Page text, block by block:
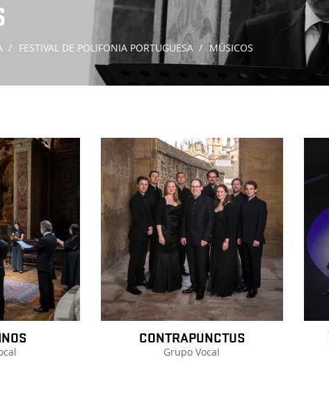
FESTIVAL DE POLIFONIA PORTUGUESA MÚSICOS
CONTRAPUNCTUS
Grupo Vocal